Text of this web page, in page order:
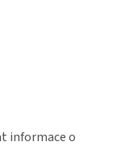
informace o